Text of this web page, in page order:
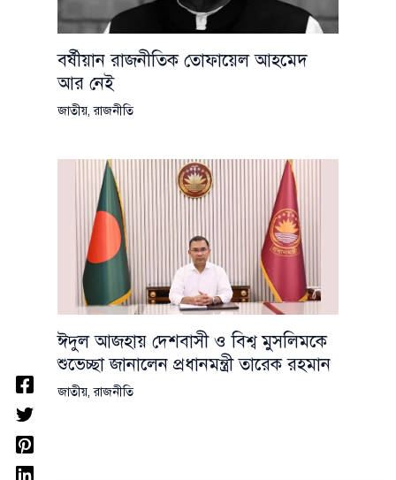
বর্ষীয়ান রাজনীতিক তোফায়েল আহমেদ
আর নেই
জাতীয়,রাজনীতি
ঈদুল আজহায় দেশবাসী ও বিশ্ব মুসলিমকে
শুভেচ্ছা জানালেন প্রধানমন্ত্রী তারেক রহমান
জাতীয়,রাজনীতি